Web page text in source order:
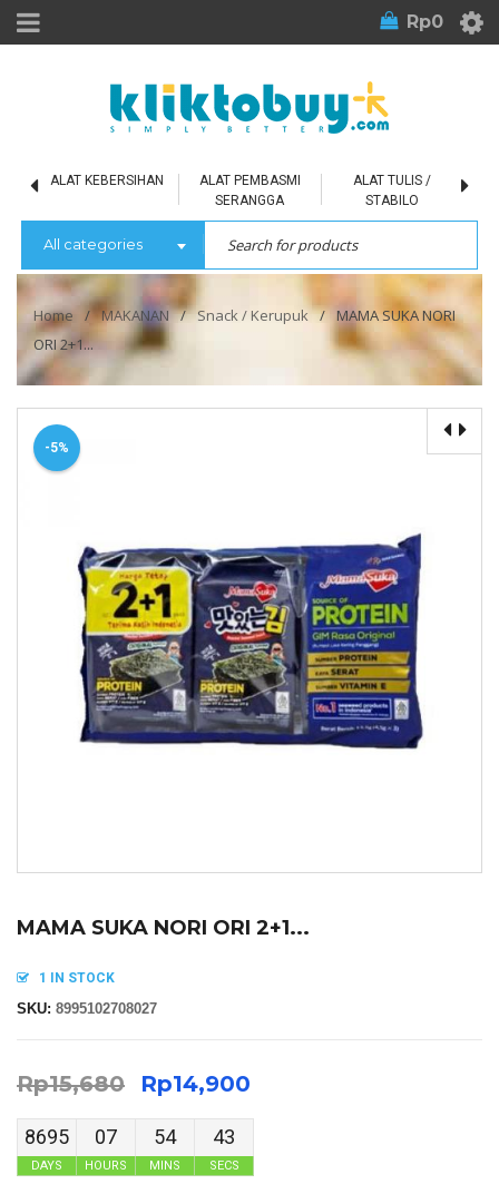
Rp0
ALAT KEBERSIHAN
ALAT PEMBASMI
SERANGGA
ALAT TULIS /
STABILO
All categories
Home / MAKANAN / Snack / Kerupuk /
MAMA SUKA NORI
ORI 2+1...
-5%
MAMA SUKA NORI ORI 2+1...
1 IN STOCK
SKU: 8995102708027
Rp15,680 Rp14,900
8695
DAYS
07
HOURS
54
MINS
43
SECS